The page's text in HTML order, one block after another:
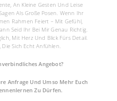
An Kleine Gesten Und Leise
Als Große Posen. Wenn Ihr
Rahmen Feiert – Mit Gefühl,
Seid Ihr Bei Mir Genau Richtig.
Mit Herz Und Blick Fürs Detail.
Sich Echt Anfühlen.
Angebot?
Anfrage Und Umso Mehr Euch
Zu Dürfen.